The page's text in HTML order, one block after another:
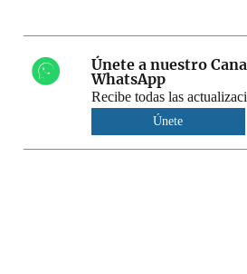
Únete a nuestro
WhatsApp
Recibe todas las
Únete